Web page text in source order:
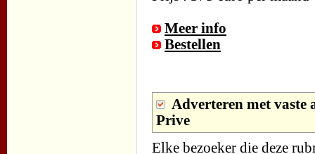
Meer info
Bestellen
Adverteren met vaste
Prive
Elke bezoeker die deze